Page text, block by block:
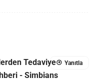
Tedaviye
- Simbians
Yanıtla